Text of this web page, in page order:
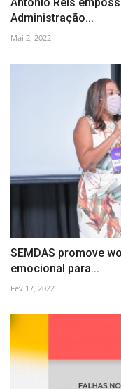
Administração...
Mai 2, 2022
SEMDAS promove
emocional para...
Fev 17, 2022